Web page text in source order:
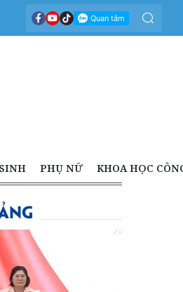
PHỤ NỮ KHOA HỌC